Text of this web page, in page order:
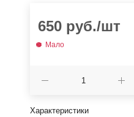
650 руб./шт
Мало
Характеристики